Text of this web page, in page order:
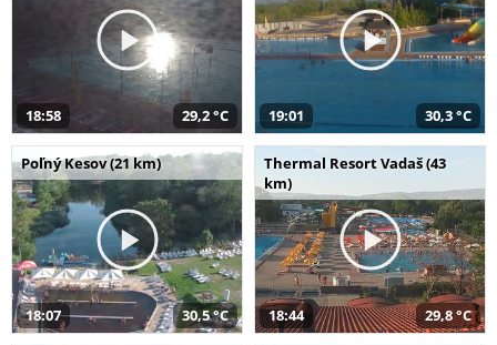
18:58 29,2 °C 19:01 30,3 °C
Poľný Kesov (21 km)
18:07 30,5 °C
Thermal Resort Vadaš (43
km)
18:44 29,8 °C